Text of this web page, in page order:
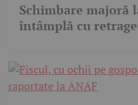
Schimbare majoră
întâmplă cu